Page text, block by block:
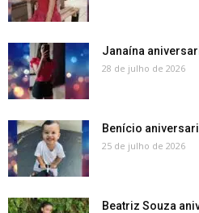
Janaína
28 de julho de 2026
Benício
25 de julho de 2026
Beatriz Souza